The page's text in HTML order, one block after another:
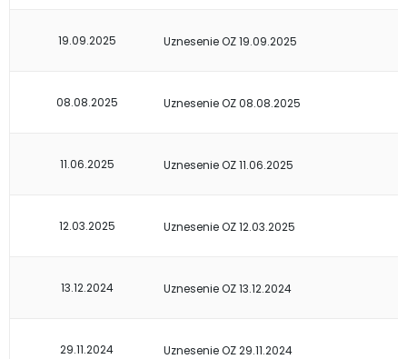
19.09.2025 Uznesenie OZ 19.09.2025
08.08.2025 Uznesenie OZ 08.08.2025
11.06.2025 Uznesenie OZ 11.06.2025
12.03.2025 Uznesenie OZ 12.03.2025
13.12.2024 Uznesenie OZ 13.12.2024
29.11.2024 Uznesenie OZ 29.11.2024